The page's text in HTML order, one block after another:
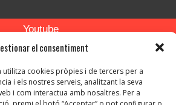
el consentiment
cookies pròpies i de tercers per a
i els nostres serveis, analitzant la seva
i com interactua amb nosaltres. Per a
Youtube
Flickr
Instagram